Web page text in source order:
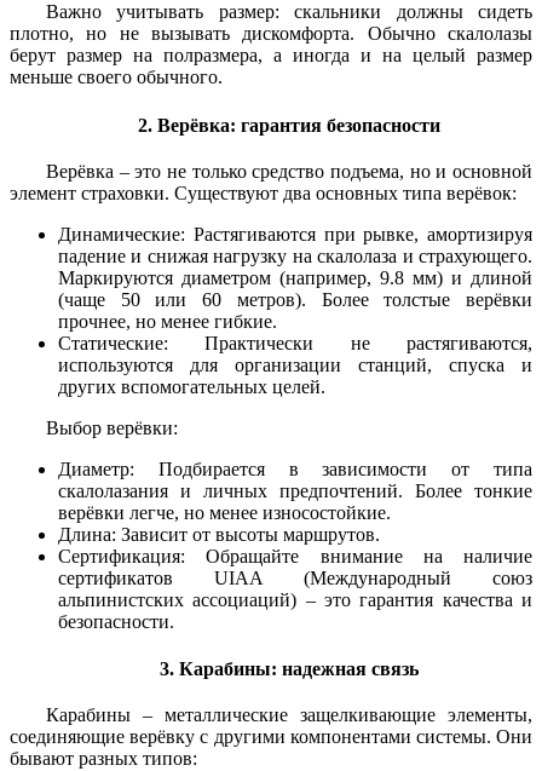
Важно учитывать размер: скальники должны сидеть
плотно, но не вызывать дискомфорта. Обычно скалолазы
берут размер на полразмера, а иногда и на целый размер
меньше своего обычного.
2. Верёвка: гарантия безопасности
Верёвка – это не только средство подъема, но и основной
элемент страховки. Существуют два основных типа верёвок:
Динамические: Растягиваются при рывке, амортизируя
падение и снижая нагрузку на скалолаза и страхующего.
Маркируются диаметром (например, 9.8 мм) и длиной
(чаще 50 или 60 метров). Более толстые верёвки
прочнее, но менее гибкие.
Статические: Практически не растягиваются,
используются для организации станций, спуска и
других вспомогательных целей.
Выбор верёвки:
Диаметр: Подбирается в зависимости от типа
скалолазания и личных предпочтений. Более тонкие
верёвки легче, но менее износостойкие.
Длина: Зависит от высоты маршрутов.
Сертификация: Обращайте внимание на наличие
сертификатов UIAA (Международный союз
альпинистских ассоциаций) – это гарантия качества и
безопасности.
3. Карабины: надежная связь
Карабины – металлические защелкивающие элементы,
соединяющие верёвку с другими компонентами системы. Они
бывают разных типов: